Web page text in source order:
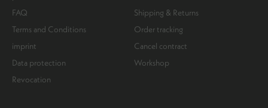
FAQ
Terms and Conditions
imprint
Data protection
Revocation
Shipping & Returns
Order tracking
Cancel contract
Workshop